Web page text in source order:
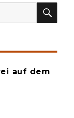
auf dem